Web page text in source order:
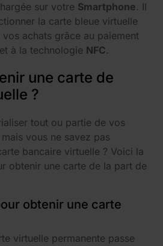
sur votre Smartphone. Il
la carte bleue virtuelle
achats grâce au paiement
à la technologie NFC.
une carte de
?
tout ou partie de vos
vous ne savez pas
bancaire virtuelle ? Voici la
obtenir une carte de la part de
obtenir une carte
virtuelle permanente passe